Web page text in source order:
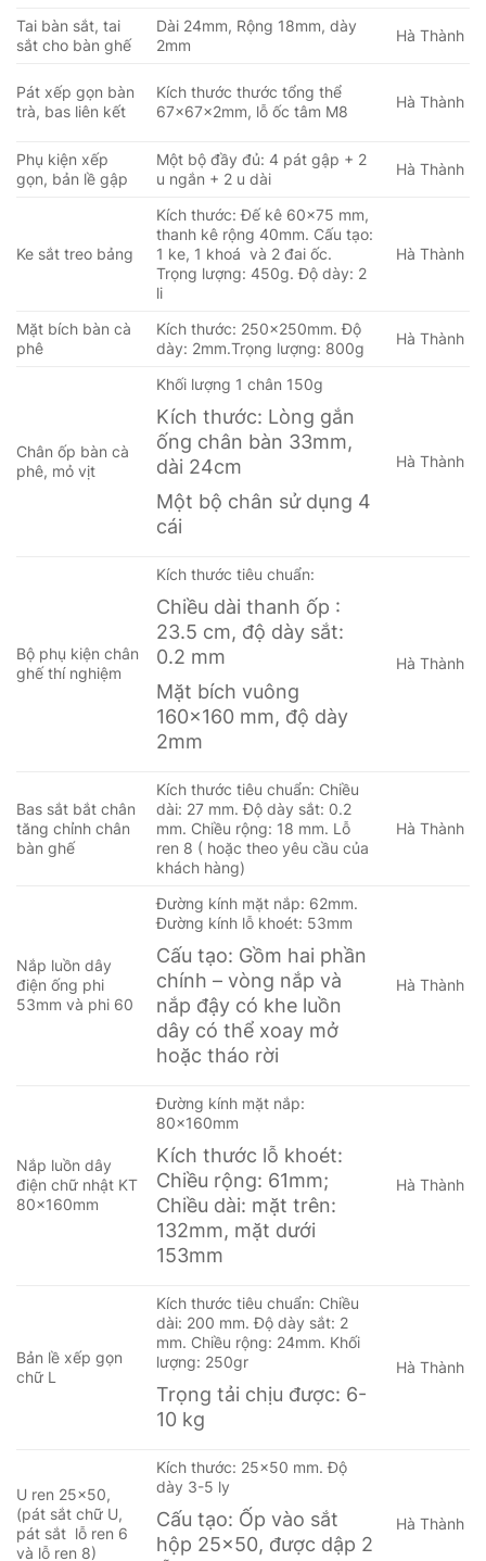
Tai bàn sắt, tai
sắt cho bàn ghế
Dài 24mm, Rộng 18mm, dày
2mm
Hà Thành
Pát xếp gọn bàn
trà, bas liên kết
Kích thước thước tổng thể
67x67x2mm, lỗ ốc tâm M8
Hà Thành
Phụ kiện xếp
gọn, bản lề gập
Một bộ đầy đủ: 4 pát gập + 2
u ngắn + 2 u dài
Hà Thành
Ke sắt treo bảng
Kích thước: Đế kê 60×75 mm,
thanh kê rộng 40mm. Cấu tạo:
1 ke, 1 khoá và 2 đai ốc.
Trọng lượng: 450g. Độ dày: 2
li
Hà Thành
Mặt bích bàn cà
phê
Kích thước: 250x250mm. Độ
dày: 2mm.Trọng lượng: 800g
Hà Thành
Chân ốp bàn cà
phê, mỏ vịt
Khối lượng 1 chân 150g
Kích thước: Lòng gắn
ống chân bàn 33mm,
dài 24cm
Một bộ chân sử dụng 4
cái
Hà Thành
Bộ phụ kiện chân
ghế thí nghiệm
Kích thước tiêu chuẩn:
Chiều dài thanh ốp :
23.5 cm, độ dày sắt:
0.2 mm
Mặt bích vuông
160×160 mm, độ dày
2mm
Hà Thành
Bas sắt bắt chân
tăng chỉnh chân
bàn ghế
Kích thước tiêu chuẩn: Chiều
dài: 27 mm. Độ dày sắt: 0.2
mm. Chiều rộng: 18 mm. Lỗ
ren 8 ( hoặc theo yêu cầu của
khách hàng)
Hà Thành
Nắp luồn dây
điện ống phi
53mm và phi 60
Đường kính mặt nắp: 62mm.
Đường kính lỗ khoét: 53mm
Cấu tạo: Gồm hai phần
chính – vòng nắp và
nắp đậy có khe luồn
dây có thể xoay mở
hoặc tháo rời
Hà Thành
Nắp luồn dây
điện chữ nhật KT
80x160mm
Đường kính mặt nắp:
80x160mm
Kích thước lỗ khoét:
Chiều rộng: 61mm;
Chiều dài: mặt trên:
132mm, mặt dưới
153mm
Hà Thành
Bản lề xếp gọn
chữ L
Kích thước tiêu chuẩn: Chiều
dài: 200 mm. Độ dày sắt: 2
mm. Chiều rộng: 24mm. Khối
lượng: 250gr
Trọng tải chịu được: 6-
10 kg
Hà Thành
U ren 25×50,
(pát sắt chữ U,
pát sắt lỗ ren 6
và lỗ ren 8)
Kích thước: 25×50 mm. Độ
dày 3-5 ly
Cấu tạo: Ốp vào sắt
hộp 25×50, được dập 2
Hà Thành